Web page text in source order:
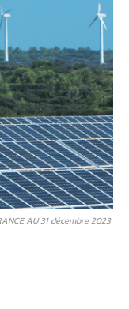
AU 31 décembre 2023